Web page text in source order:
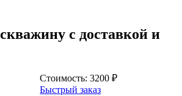
с доставкой и
Стоимость:3200₽
Быстрый заказ